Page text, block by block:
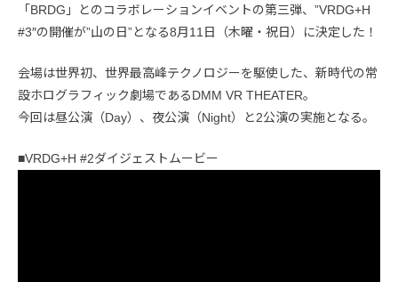
「BRDG」とのコラボレーションイベントの第三弾、”VRDG+H
#3″の開催が”山の日”となる8月11日（木曜・祝日）に決定した！
会場は世界初、世界最高峰テクノロジーを駆使した、新時代の常
設ホログラフィック劇場であるDMM VR THEATER。
今回は昼公演（Day）、夜公演（Night）と2公演の実施となる。
■VRDG+H #2ダイジェストムービー